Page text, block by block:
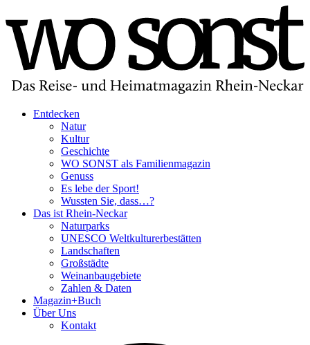
Entdecken
Natur
Kultur
Geschichte
WO SONST als Familienmagazin
Genuss
Es lebe der Sport!
Wussten Sie, dass…?
Das ist Rhein-Neckar
Naturparks
UNESCO Weltkulturerbestätten
Landschaften
Großstädte
Weinanbaugebiete
Zahlen & Daten
Magazin+Buch
Über Uns
Kontakt